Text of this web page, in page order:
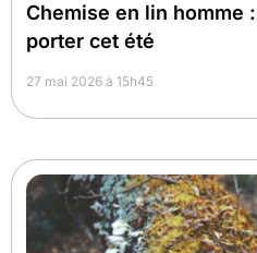
Chemise en lin homme
porter cet été
27 mai 2026 à 15h45